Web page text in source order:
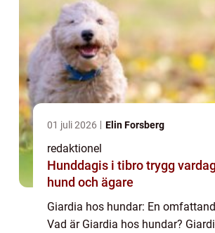
01 juli 2026 Elin Forsberg
redaktionel
Hunddagis i tibro trygg vardag för både
hund och ägare
Giardia hos hundar: En
Vad är Giardia hos hundar?